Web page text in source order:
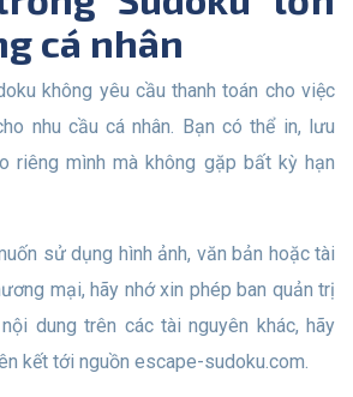
cá nhân
nhu cầu cá nhân. Bạn có thể in, lưu
riêng mình mà không gặp bất kỳ hạn
mại, hãy nhớ xin phép ban quản trị
dung trên các tài nguyên khác, hãy
kết tới nguồn escape-sudoku.com.